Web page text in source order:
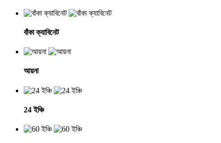
বাঁকা ক্যাবিনেট
আয়না
24 ইঞ্চি